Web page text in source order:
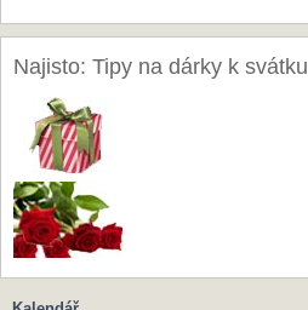
Najisto: Tipy na dárky k svátku